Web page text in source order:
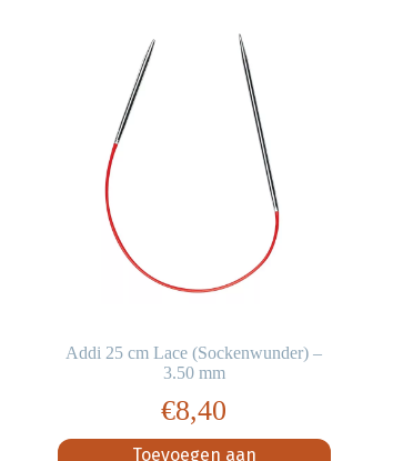
Addi 25 cm Lace (Sockenwunder) –
3.50 mm
€8,40
Toevoegen aan